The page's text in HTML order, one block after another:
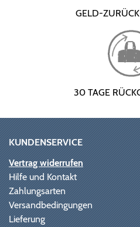
GELD-
30 TAGE
KUNDENSERVICE
Vertrag widerrufen
Hilfe und Kontakt
Zahlungsarten
Versandbedingungen
Lieferung